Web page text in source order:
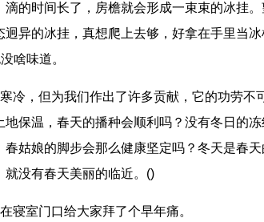
的时间长了，房檐就会形成一束束的冰挂。
异的冰挂，真想爬上去够，好拿在手里当冰
啥味道。
，但为我们作出了许多贡献，它的功劳不
保温，春天的播种会顺利吗？没有冬日的
姑娘的脚步会那么健康坚定吗？冬天是春
就没有春天美丽的临近。()
室门口给大家拜了个早年痛。